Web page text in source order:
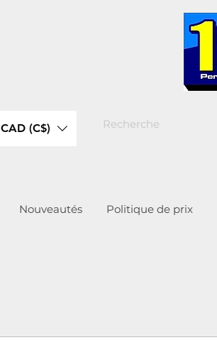
CAD (C$)
Nouveautés Politique de prix